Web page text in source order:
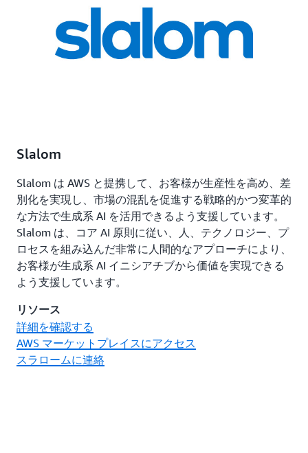
Slalom
Slalom は AWS と提携して、お客様が生産性を高め、差
別化を実現し、市場の混乱を促進する戦略的かつ変革的
な方法で生成系 AI を活用できるよう支援しています。
Slalom は、コア AI 原則に従い、人、テクノロジー、プ
ロセスを組み込んだ非常に人間的なアプローチにより、
お客様が生成系 AI イニシアチブから価値を実現できる
よう支援しています。
リソース
詳細を確認する
AWS マーケットプレイスにアクセス
スラロームに連絡